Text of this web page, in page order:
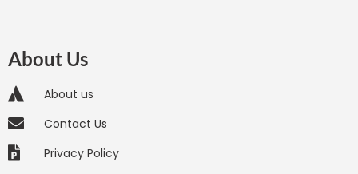
About Us
About us
Contact Us
Privacy Policy